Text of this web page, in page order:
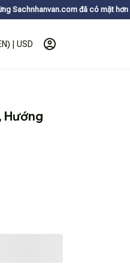
đã có mặt hơn 200 quốc gia
| USD
Hướng